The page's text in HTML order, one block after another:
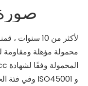
لأكثر من 10
محمولة مؤهلة ومقاومة